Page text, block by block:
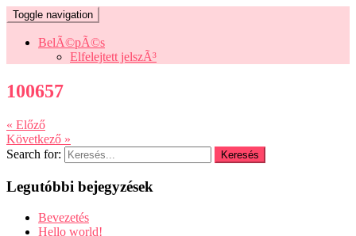
Toggle navigation
BelÃ©pÃ©s
Elfelejtett jelszÃ³
100657
« Előző
Következő »
Search for:
Legutóbbi bejegyzések
Bevezetés
Hello world!